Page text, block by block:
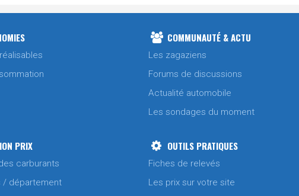
1.990 €
2.170 €
1.990 €
1.990 €
COMMUNAUTÉ & ACTU
Les zagaziens
Forums de discussions
Actualité automobile
Les sondages du moment
PRIX
carburants
/ département
OUTILS PRATIQUES
Fiches de relevés
Les prix sur votre site